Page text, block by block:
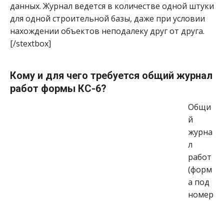
данных. Журнал ведется в количестве одной штуки
для одной строительной базы, даже при условии
нахождении объектов неподалеку друг от друга.
[/stextbox]
Кому и для чего требуется общий журнал
работ формы КС-6?
Общи
й
журна
л
работ
(форм
а под
номер